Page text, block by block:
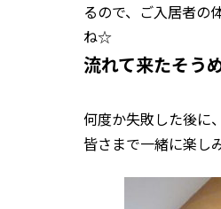
るので、ご入居者の
ね☆
流れて来たそう
何度か失敗した後に
皆さまで一緒に楽し